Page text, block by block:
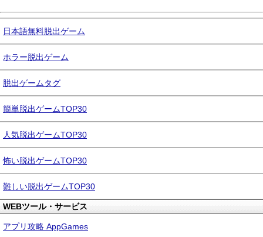
日本語無料脱出ゲーム
ホラー脱出ゲーム
脱出ゲームタグ
簡単脱出ゲームTOP30
人気脱出ゲームTOP30
怖い脱出ゲームTOP30
難しい脱出ゲームTOP30
WEBツール・サービス
アプリ攻略 AppGames